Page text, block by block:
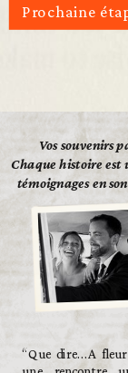
Prochaine
Vos souvenirs
Chaque histoire est
témoignages en
“Que dire...A